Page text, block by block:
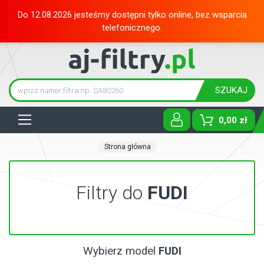
Do 12.08.2026 jesteśmy dostępni tylko online, bez wsparcia
telefonicznego.
SZUKAJ
0,00 zł
Strona główna
Filtry do FUDI
Wybierz model FUDI